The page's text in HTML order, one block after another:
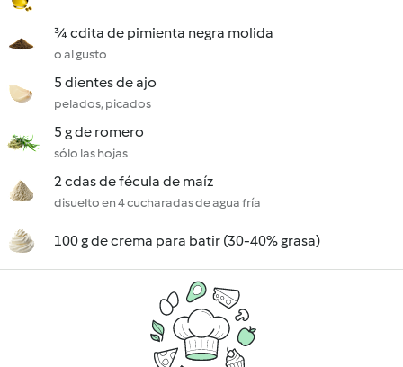
¾ cdita de pimienta negra molida
o al gusto
5 dientes de ajo
pelados, picados
5 g de romero
sólo las hojas
2 cdas de fécula de maíz
disuelto en 4 cucharadas de agua fría
100 g de crema para batir (30-40% grasa)